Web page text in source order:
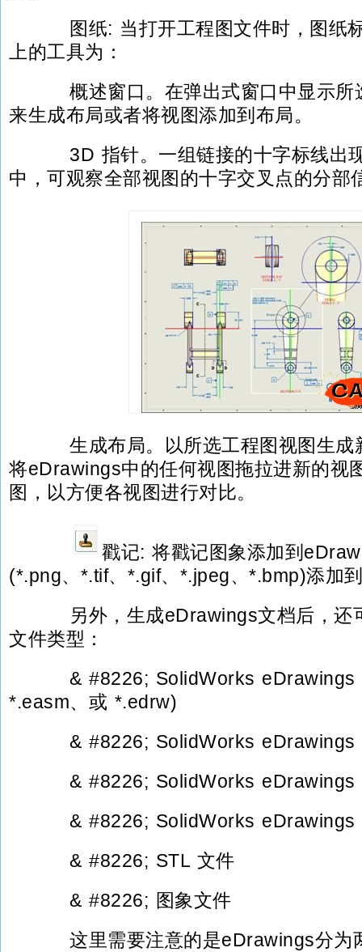
图纸: 当打开工程图文件时，图纸
上的工具为：
概述窗口。在弹出式窗口中显示所
来生成布局或者将视图添加到布局。
3D 指针。一组链接的十字标线出
中，可观察全部视图的十字交叉点的分部
生成布局。以所选工程图视图生成
将eDrawings中的任何视图拖拉进新的视
图，以方便各视图进行对比。
戳记: 将戳记图象添加到
(*.png、*.tif、*.gif、*.jpeg、*.bmp)添加
另外，生成eDrawings文档后，还
文件类型：
& #8226; SolidWorks eDrawings
*.easm、或 *.edrw)
& #8226; SolidWorks eDrawings
& #8226; SolidWorks eDrawings
& #8226; SolidWorks eDrawings
& #8226; STL 文件
& #8226; 图象文件
这里需要注意的是eDrawings分为